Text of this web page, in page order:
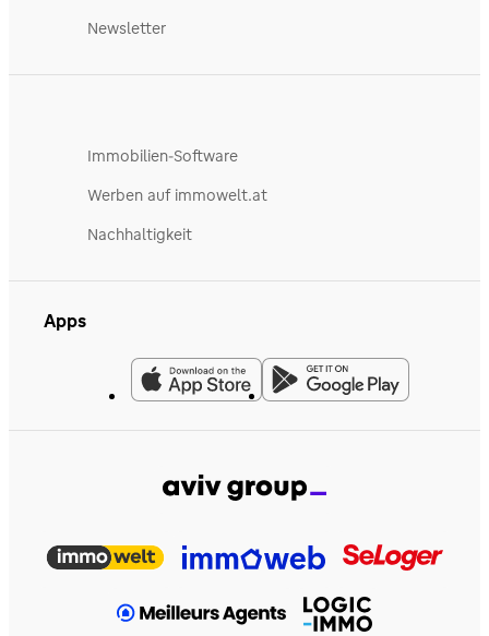
Newsletter
Immobilien-Software
Werben auf immowelt.at
Nachhaltigkeit
Apps